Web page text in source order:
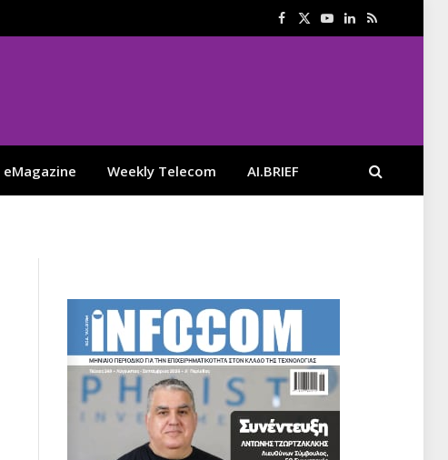
Facebook
X
YouTube
LinkedIn
RSS
eMagazine Weekly Telecom AI.BRIEF